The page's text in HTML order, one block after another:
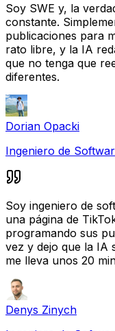
Soy SWE y, la
constante.
publicaciones para
rato libre, y la IA
que no tenga que
diferentes.
Dorian Opacki
Ingeniero de
Soy ingeniero de
una página de
programando sus
vez y dejo que la IA
me lleva unos 20
Denys Zinych